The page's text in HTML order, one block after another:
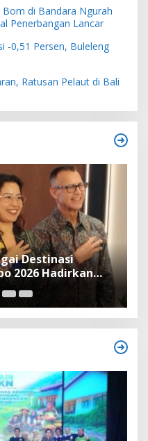
di Bandara Ngurah
Penerbangan Lancar
-0,51 Persen, Buleleng
Ratusan Pelaut di Bali
Destinasi
2026 Hadirkan